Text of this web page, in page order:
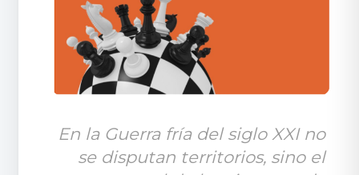
En la Guerra fría del siglo XXI no
se disputan territorios, sino el